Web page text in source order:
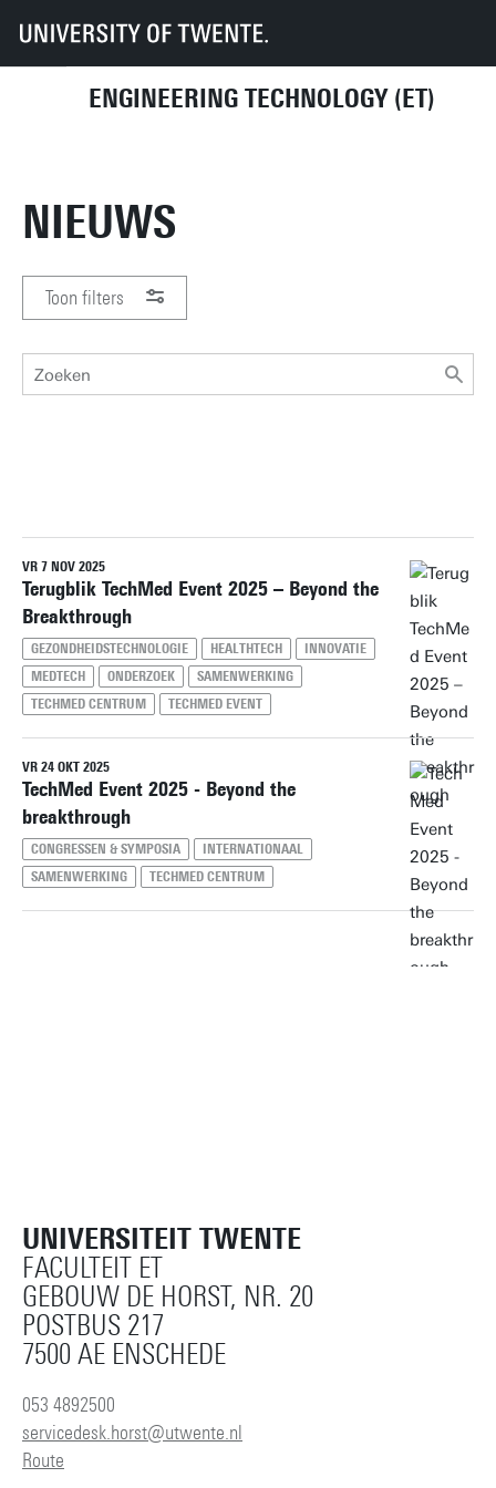
ENGINEERING TECHNOLOGY (ET)
UT Faculteiten ET Nieuws
NIEUWS
Toon filters
Herstel alle filters
VR 7 NOV 2025
Terugblik TechMed Event 2025 – Beyond the
Breakthrough
GEZONDHEIDSTECHNOLOGIE HEALTHTECH
INNOVATIE
MEDTECH
ONDERZOEK
SAMENWERKING
TECHMED CENTRUM
TECHMED EVENT
VR 24 OKT 2025
TechMed Event 2025 - Beyond the
breakthrough
CONGRESSEN & SYMPOSIA
INTERNATIONAAL
SAMENWERKING
TECHMED CENTRUM
UNIVERSITEIT TWENTE
FACULTEIT ET
GEBOUW DE HORST, NR. 20
POSTBUS 217
7500 AE ENSCHEDE
053 4892500
servicedesk.horst@utwente.nl
Route